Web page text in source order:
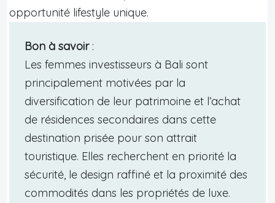
opportunité lifestyle unique.
Bon à savoir:
Les femmes investisseurs à Bali sont
principalement motivées par la
diversification de leur patrimoine et l’achat
de résidences secondaires dans cette
destination prisée pour son attrait
touristique. Elles recherchent en priorité la
sécurité, le design raffiné et la proximité des
commodités dans les propriétés de luxe.